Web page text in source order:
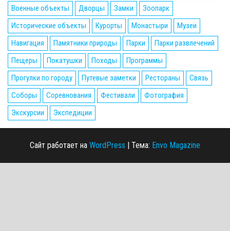
Военные объекты
Дворцы Замки
Зоопарк
Исторические объекты
Курорты Монастыри
Музеи
Навигация
Памятники природы Парки
Парки развлечений
Пещеры
Покатушки Походы
Программы
Прогулки по городу
Путевые заметки Рестораны
Связь
Соборы
Соревнования Фестивали
Фотография
Экскурсии
Экспедиции
Сайт работает на WordPress Тема: Envo Magazine